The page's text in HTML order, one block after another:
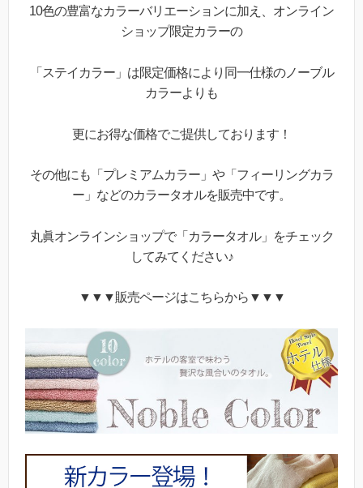
10色の豊富なカラーバリエーションに加え、オンライン
ショップ限定カラーの
「ステイカラー」は限定価格により同一仕様のノーブル
カラーよりも
更にお得な価格でご提供しております！
その他にも「プレミアムカラー」や「フィーリングカラ
ー」などのカラータオルを販売中です。
丸眞オンラインショップで「カラータオル」をチェック
してみてください♪
▼▼▼販売ページはこちらから▼▼▼